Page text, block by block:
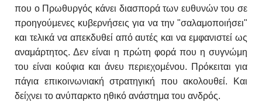
που ο Πρωθυργός κάνει διασπορά των ευθυνών του σε
προηγούμενες κυβερνήσεις για να την "σαλαμοποιήσει"
και τελικά να απεκδυθεί από αυτές και να εμφανιστεί ως
αναμάρτητος. Δεν είναι η πρώτη φορά που η συγνώμη
του είναι κούφια και άνευ περιεχομένου. Πρόκειται για
πάγια επικοινωνιακή στρατηγική που ακολουθεί. Και
δείχνει το ανύπαρκτο ηθικό ανάστημα του ανδρός.